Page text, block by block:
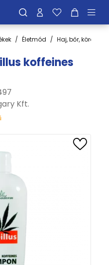
Életmód Haj, bőr, köröm
koffeines
Kft.